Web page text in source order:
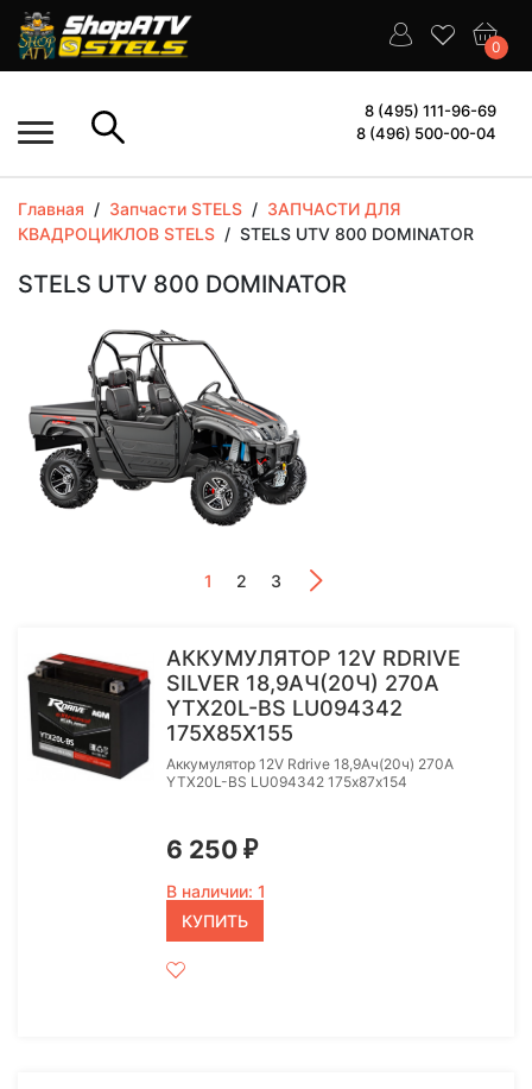
0
8 (495) 111-96-69
8 (496) 500-00-04
Главная / Запчасти STELS / ЗАПЧАСТИ ДЛЯ
КВАДРОЦИКЛОВ STELS / STELS UTV 800 DOMINATOR
STELS UTV 800 DOMINATOR
1 2 3
АККУМУЛЯТОР 12V RDRIVE
SILVER 18,9АЧ(20Ч) 270А
YTX20L-BS LU094342
175Х85X155
Аккумулятор 12V Rdrive 18,9Ач(20ч) 270А
YTX20L-BS LU094342 175х87x154
6 250 ₽
В наличии: 1
КУПИТЬ